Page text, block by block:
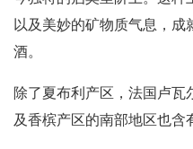
以及美妙的矿物质气息，
酒。
除了夏布利产区，法国卢瓦
及香槟产区的南部地区也含